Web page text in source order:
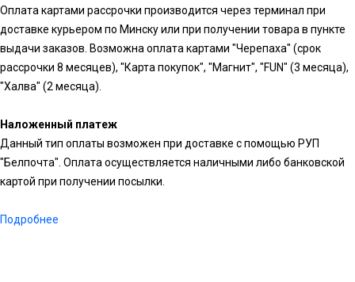
Оплата картами рассрочки производится через терминал при
доставке курьером по Минску или при получении товара в пункте
выдачи заказов. Возможна оплата картами "Черепаха" (срок
рассрочки 8 месяцев), "Карта покупок", "Магнит", "FUN" (3 месяца),
"Халва" (2 месяца).
Наложенный платеж
Данный тип оплаты возможен при доставке с помощью РУП
"Белпочта". Оплата осуществляется наличными либо банковской
картой при получении посылки.
Подробнее